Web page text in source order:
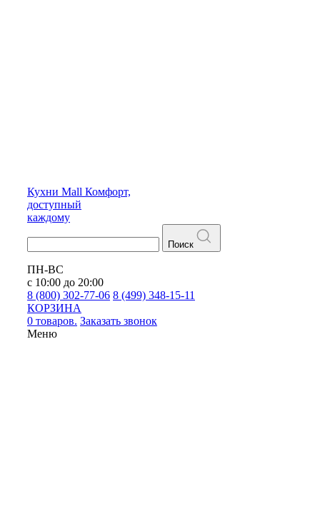
Кухни Mall Комфорт,
доступный
каждому
Поиск
ПН-ВС
с 10:00 до 20:00
8 (800) 302-77-06 8 (499) 348-15-11
КОРЗИНА
0 товаров. Заказать звонок
Меню